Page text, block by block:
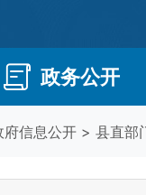
政务公开
府信息公开 > 县直部